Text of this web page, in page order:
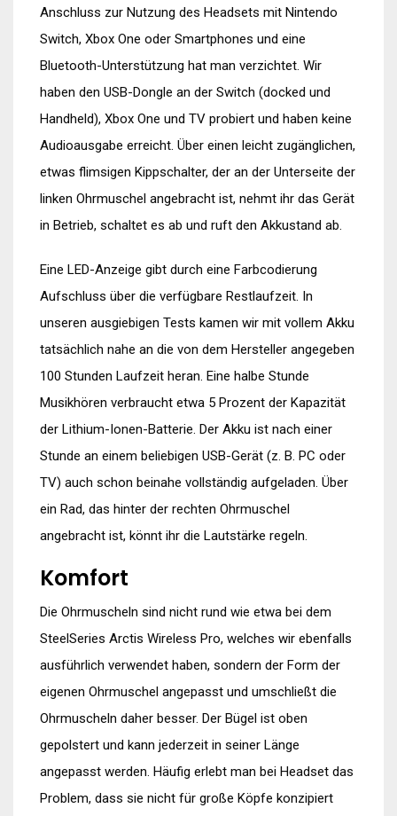
Anschluss zur Nutzung des Headsets mit Nintendo
Switch, Xbox One oder Smartphones und eine
Bluetooth-Unterstützung hat man verzichtet. Wir
haben den USB-Dongle an der Switch (docked und
Handheld), Xbox One und TV probiert und haben keine
Audioausgabe erreicht. Über einen leicht zugänglichen,
etwas flimsigen Kippschalter, der an der Unterseite der
linken Ohrmuschel angebracht ist, nehmt ihr das Gerät
in Betrieb, schaltet es ab und ruft den Akkustand ab.
Eine LED-Anzeige gibt durch eine Farbcodierung
Aufschluss über die verfügbare Restlaufzeit. In
unseren ausgiebigen Tests kamen wir mit vollem Akku
tatsächlich nahe an die von dem Hersteller angegeben
100 Stunden Laufzeit heran. Eine halbe Stunde
Musikhören verbraucht etwa 5 Prozent der Kapazität
der Lithium-Ionen-Batterie. Der Akku ist nach einer
Stunde an einem beliebigen USB-Gerät (z. B. PC oder
TV) auch schon beinahe vollständig aufgeladen. Über
ein Rad, das hinter der rechten Ohrmuschel
angebracht ist, könnt ihr die Lautstärke regeln.
Komfort
Die Ohrmuscheln sind nicht rund wie etwa bei dem
SteelSeries Arctis Wireless Pro, welches wir ebenfalls
ausführlich verwendet haben, sondern der Form der
eigenen Ohrmuschel angepasst und umschließt die
Ohrmuscheln daher besser. Der Bügel ist oben
gepolstert und kann jederzeit in seiner Länge
angepasst werden. Häufig erlebt man bei Headset das
Problem, dass sie nicht für große Köpfe konzipiert